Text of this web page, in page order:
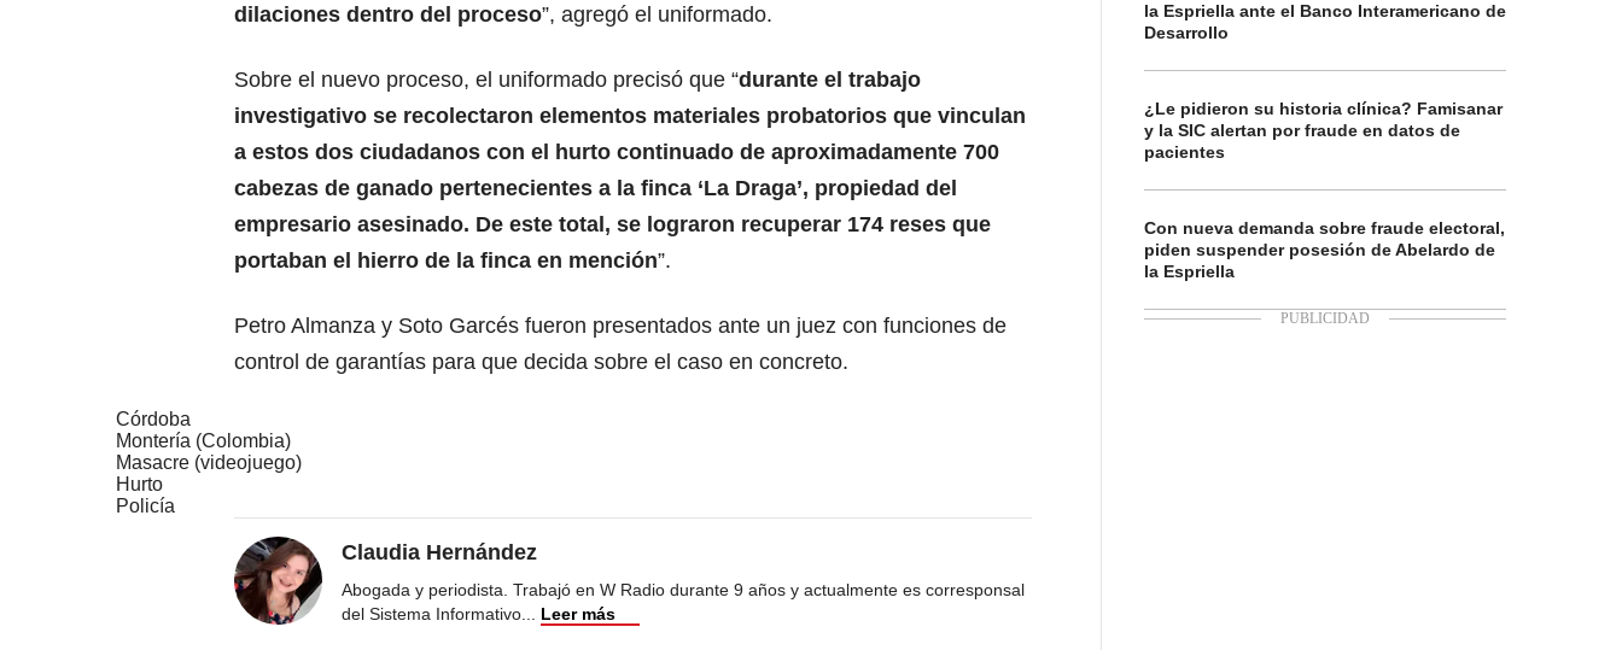
dilaciones dentro del proceso”, agregó el uniformado.
Sobre el nuevo proceso, el uniformado precisó que “durante el trabajo
investigativo se recolectaron elementos materiales probatorios que vinculan
a estos dos ciudadanos con el hurto continuado de aproximadamente 700
cabezas de ganado pertenecientes a la finca ‘La Draga’, propiedad del
empresario asesinado. De este total, se lograron recuperar 174 reses que
portaban el hierro de la finca en mención”.
Petro Almanza y Soto Garcés fueron presentados ante un juez con funciones de
control de garantías para que decida sobre el caso en concreto.
Córdoba
Montería (Colombia)
Masacre (videojuego)
Hurto
Policía
Claudia Hernández
Abogada y periodista. Trabajó en W Radio durante 9 años y actualmente es corresponsal
del Sistema Informativo... Leer más
la Espriella ante el Banco Interamericano de
Desarrollo
¿Le pidieron su historia clínica? Famisanar
y la SIC alertan por fraude en datos de
pacientes
Con nueva demanda sobre fraude electoral,
piden suspender posesión de Abelardo de
la Espriella